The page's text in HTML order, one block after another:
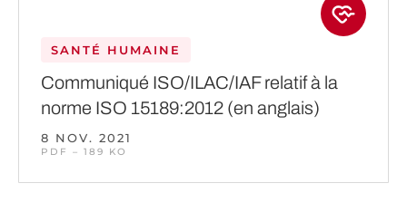
SANTÉ HUMAINE
Communiqué ISO/ILAC/IAF relatif à la
norme ISO 15189:2012 (en anglais)
8 NOV. 2021
PDF – 189 KO